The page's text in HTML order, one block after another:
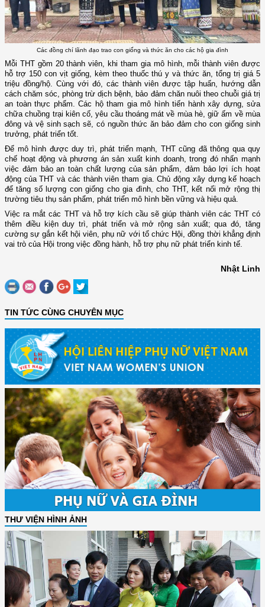
Các đồng chí lãnh đạo trao con giống và thức ăn cho các hộ gia đình
Mỗi THT gồm 20 thành viên, khi tham gia mô hình, mỗi thành viên được
hỗ trợ 150 con vịt giống, kèm theo thuốc thú y và thức ăn, tổng trị giá 5
triệu đồng/hộ. Cùng với đó, các thành viên được tập huấn, hướng dẫn
cách chăm sóc, phòng trừ dịch bệnh, bảo đảm chăn nuôi theo chuỗi giá trị
an toàn thực phẩm. Các hộ tham gia mô hình tiến hành xây dựng, sửa
chữa chuồng trại kiên cố, yêu cầu thoáng mát về mùa hè, giữ ấm về mùa
đông và vệ sinh sạch sẽ, có nguồn thức ăn bảo đảm cho con giống sinh
trưởng, phát triển tốt.
Để mô hình được duy trì, phát triển mạnh, THT cũng đã thông qua quy
chế hoạt động và phương án sản xuất kinh doanh, trong đó nhấn mạnh
việc đảm bảo an toàn chất lượng của sản phẩm, đảm bảo lợi ích hoạt
động của THT và các thành viên tham gia. Chủ động xây dựng kế hoạch
để tăng số lượng con giống cho gia đình, cho THT, kết nối mở rộng thị
trường tiêu thụ sản phẩm, phát triển mô hình bền vững và hiệu quả.
Việc ra mắt các THT và hỗ trợ kích cầu sẽ giúp thành viên các THT có
thêm điều kiện duy trì, phát triển và mở rộng sản xuất; qua đó, tăng
cường sự gắn kết hội viên, phụ nữ với tổ chức Hội, đồng thời khẳng định
vai trò của Hội trong việc đồng hành, hỗ trợ phụ nữ phát triển kinh tế.
Nhật Linh
TIN TỨC CÙNG CHUYÊN MỤC
THƯ VIỆN HÌNH ẢNH